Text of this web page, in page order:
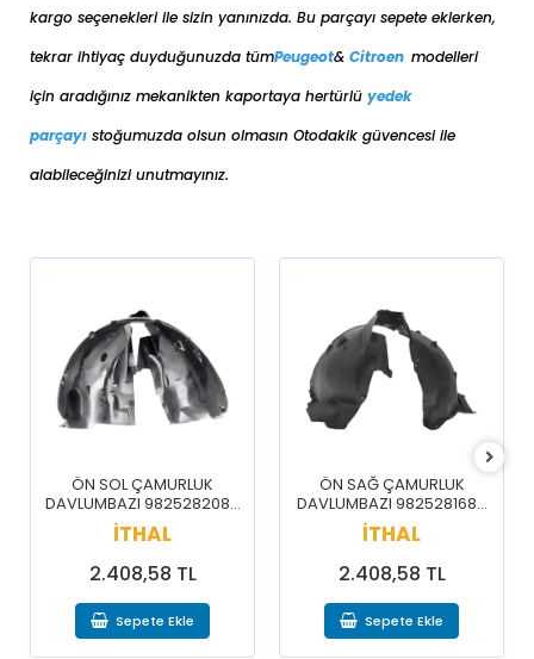
kargo seçenekleri ile sizin yanınızda. Bu parçayı sepete eklerken,
tekrar ihtiyaç duyduğunuzda tümPeugeot& Citroen modelleri
için aradığınız mekanikten kaportaya hertürlü yedek
parçayı stoğumuzda olsun olmasın Otodakik güvencesi ile
alabileceğinizi unutmayınız.
ÖN SOL ÇAMURLUK
DAVLUMBAZI 9825282080
/ 3008 5008 16-20
İTHAL
2.408,58 TL
Sepete Ekle
ÖN SAĞ ÇAMURLUK
DAVLUMBAZI 9825281680
/ 3008 5008 16-20
İTHAL
2.408,58 TL
Sepete Ekle